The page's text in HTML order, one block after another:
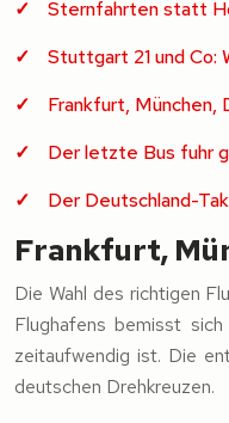
Sternfahrten statt
Stuttgart 21 und Co:
Frankfurt,
Der letzte Bus fuhr
Der Deutschland-
Frankfurt,
Die Wahl des richtigen
Flughafens bemisst
zeitaufwendig ist. Die
deutschen Drehkreuzen.